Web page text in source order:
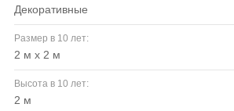
декоративные
Размер в 10 лет:
2 м x 2 м
Высота в 10 лет:
2 м